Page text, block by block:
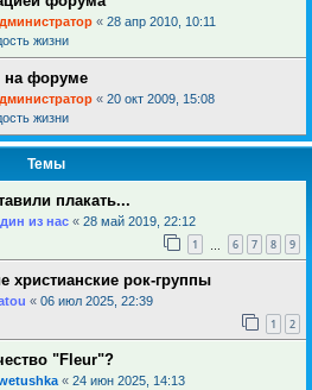
« 28 апр 2010, 10:11
жизни
на форуме
« 20 окт 2009, 15:08
жизни
Темы
плакать...
из нас « 28 май 2019, 22:12
1 6 7 8 9
христианские рок-группы
« 06 июл 2025, 22:39
1 2
"Fleur"?
« 24 июн 2025, 14:13